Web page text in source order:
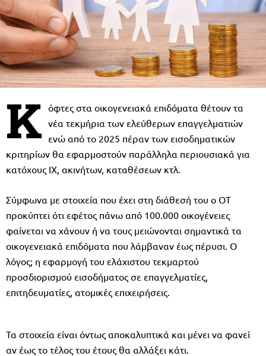
Κ όφτες στα οικογενειακά επιδόματα θέτουν τα
νέα τεκμήρια των ελεύθερων επαγγελματιών
ενώ από το 2025 πέραν των εισοδηματικών
κριτηρίων θα εφαρμοστούν παράλληλα περιουσιακά για
κατόχους ΙΧ, ακινήτων, καταθέσεων κτλ.
Σύμφωνα με στοιχεία που έχει στη διάθεσή του ο ΟΤ
προκύπτει ότι εφέτος πάνω από 100.000 οικογένειες
φαίνεται να χάνουν ή να τους μειώνονται σημαντικά τα
οικογενειακά επιδόματα που λάμβαναν έως πέρυσι. Ο
λόγος; η εφαρμογή του ελάχιστου τεκμαρτού
προσδιορισμού εισοδήματος σε επαγγελματίες,
επιτηδευματίες, ατομικές επιχειρήσεις.
Τα στοιχεία είναι όντως αποκαλυπτικά και μένει να φανεί
αν έως το τέλος του έτους θα αλλάξει κάτι.